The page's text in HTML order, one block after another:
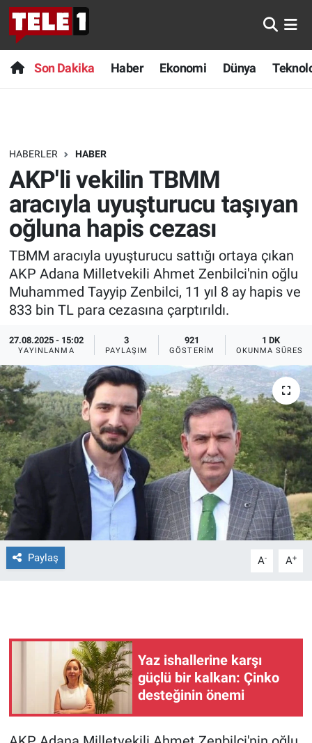
Son Dakika Haber Ekonomi Dünya
HABERLER HABER
AKP'li vekilin TBMM
aracıyla uyuşturucu taşıyan
oğluna hapis cezası
TBMM aracıyla uyuşturucu sattığı ortaya çıkan
AKP Adana Milletvekili Ahmet Zenbilci'nin oğlu
Muhammed Tayyip Zenbilci, 11 yıl 8 ay hapis ve
833 bin TL para cezasına çarptırıldı.
27.08.2025 - 15:02
YAYINLANMA
3
PAYLAŞIM
921
GÖSTERIM
1 DK
OKUNMA SÜRESI
Paylaş A- A+
Yaz ishallerine karşı
güçlü bir kalkan: Çinko
desteğinin önemi
Anında Manşet
Başka Sohbetler
Bilim turu
Bilim ve Teknoloji Evreni
Doğa Konuşuyor
Dünya
Ege Saati
Ege'den Esintiler
Eğitim
Eğlence
Ekonomi
Gerçeğin İzinde
Gün Başlıyor
Gündem Özel
Günün görüntüsü
Son Dakika
Haber
Dünya
Teknoloji
Sağlık
Spor
Yayın Akışı
İletişim
Nöbetçi Eczaneler
Hava Durumu
Trafik Durumu
Süper Lig Puan Durumu ve Fikstür
Tüm Manşetler
Son Dakika Haberleri
Haber Arşivi